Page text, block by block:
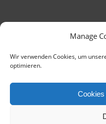
Manage
Wir verwenden Cookies, um
optimieren.